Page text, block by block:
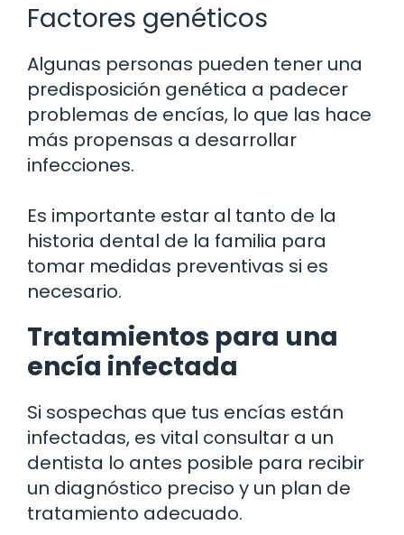
Factores genéticos
Algunas personas pueden tener una
predisposición genética a padecer
problemas de encías, lo que las hace
más propensas a desarrollar
infecciones.
Es importante estar al tanto de la
historia dental de la familia para
tomar medidas preventivas si es
necesario.
Tratamientos para una
encía infectada
Si sospechas que tus encías están
infectadas, es vital consultar a un
dentista lo antes posible para recibir
un diagnóstico preciso y un plan de
tratamiento adecuado.